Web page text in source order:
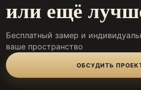
или ещё
Бесплатный замер и
ваше пространство
ОБСУДИТЬ